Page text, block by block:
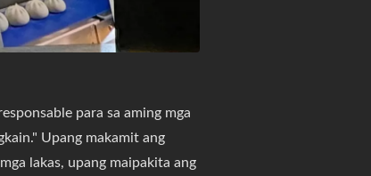
para sa aming mga
Upang makamit ang
lakas, upang maipakita ang